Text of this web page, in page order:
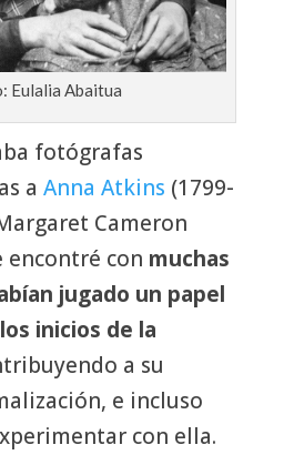
Eulalia Abaitua
fotógrafas
a Anna Atkins (1799-
Cameron
encontré con muchas
jugado un papel
inicios de la
a su
e incluso
con ella.